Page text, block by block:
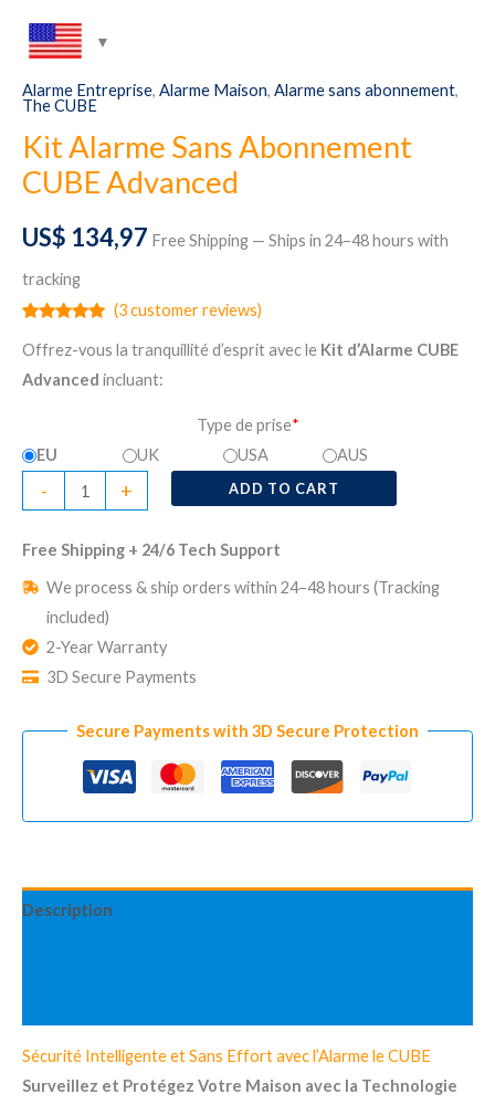
Alarme Entreprise, Alarme Maison, Alarme sans abonnement,
The CUBE
Kit Alarme Sans Abonnement
CUBE Advanced
US$ 134,97 Free Shipping — Ships in 24–48 hours with
tracking
out of 5
customer
(3customer reviews)
Offrez-vous la tranquillité d’esprit avec le Kit d’Alarme CUBE
Advanced incluant:
*
Type de prise
EU
UK USA AUS
-
Alarme
Sans
+ ADD TO CART
Free Shipping + 24/6 Tech Support
We process & ship orders within 24–48 hours (Tracking
included)
2-Year Warranty
3D Secure Payments
Secure Payments with 3D Secure Protection
Description
Sécurité Intelligente et Sans Effort avec l’Alarme le CUBE
Surveillez et Protégez Votre Maison avec la Technologie